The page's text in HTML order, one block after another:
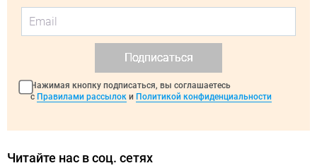
Подписаться
Нажимая кнопку подписаться, вы соглашаетесь
с Правилами рассылок и Политикой конфиденциальности
Читайте нас в соц. сетях